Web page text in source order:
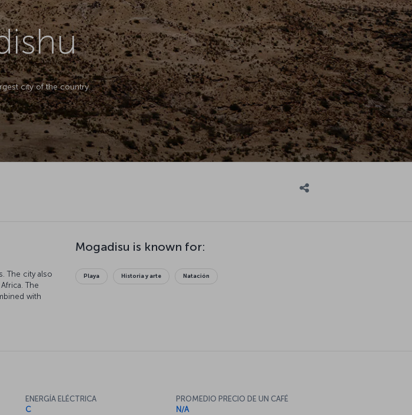
city of the country.
The city also
The
with
Mogadisu is known for:
Playa Historia y arte Natación
ENERGÍA ELÉCTRICA
C
PROMEDIO PRECIO DE UN CAFÉ
N/A